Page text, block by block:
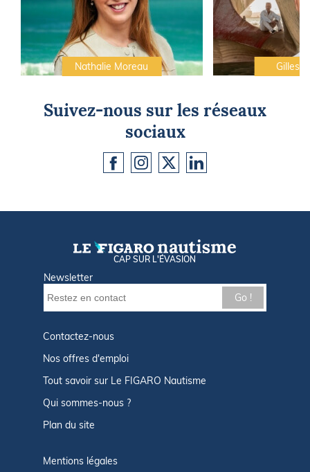
Nathalie Moreau Gilles
Suivez-nous sur les réseaux
sociaux
CAP SUR L'ÉVASION
Newsletter
Go !
Contactez-nous
Nos offres d'emploi
Tout savoir sur Le FIGARO Nautisme
Qui sommes-nous ?
Plan du site
Mentions légales